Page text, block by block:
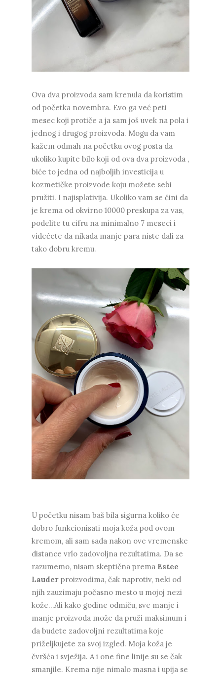
Ova dva proizvoda sam krenula da koristim
od početka novembra. Evo ga već peti
mesec koji protiče a ja sam još uvek na pola i
jednog i drugog proizvoda. Mogu da vam
kažem odmah na početku ovog posta da
ukoliko kupite bilo koji od ova dva proizvoda ,
biće to jedna od najboljih investicija u
kozmetičke proizvode koju možete sebi
pružiti. I najisplativija. Ukoliko vam se čini da
je krema od okvirno 10000 preskupa za vas,
podelite tu cifru na minimalno 7 meseci i
videćete da nikada manje para niste dali za
tako dobru kremu.
U početku nisam baš bila sigurna koliko će
dobro funkcionisati moja koža pod ovom
kremom, ali sam sada nakon ove vremenske
distance vrlo zadovoljna rezultatima. Da se
razumemo, nisam skeptična prema Estee
Lauder proizvodima, čak naprotiv, neki od
njih zauzimaju počasno mesto u mojoj nezi
kože...Ali kako godine odmiču, sve manje i
manje proizvoda može da pruži maksimum i
da budete zadovoljni rezultatima koje
priželjkujete za svoj izgled. Moja koža je
čvršća i svježija. A i one fine linije su se čak
smanjile. Krema nije nimalo masna i upija se